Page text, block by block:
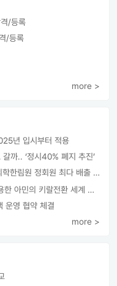
/등록
/등록
more >
년 입시부터 적용
까.. ‘정시40% 폐지 추진’
고려대학교 의과대학, 4년 연속 대한민국의학한림원 정회원 최다 배출 外
연세대학교 신종식 교수팀, 인공효소를 이용한 아민의 키랄전환 세계 최초로 성공
운영 협약 체결
more >